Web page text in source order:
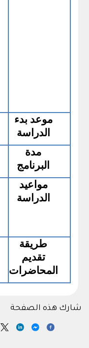
موعد بدء
الدراسة
مدة
البرنامج
مواعيد
الدراسة
طريقة
تقديم
المحاضرات
شارك هذه الصفحة